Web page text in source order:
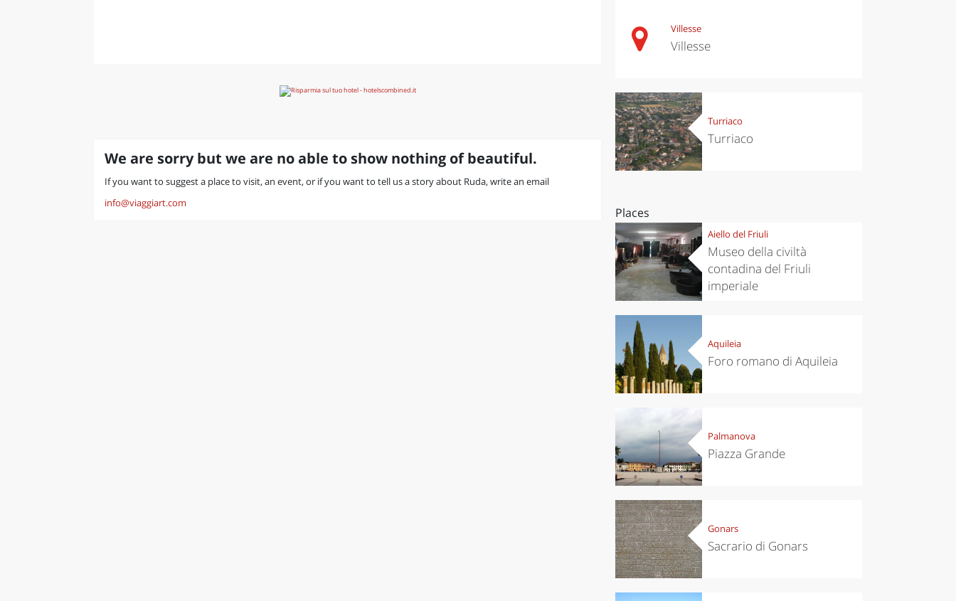
We are sorry but we are no able to show nothing of beautiful.
If you want to suggest a place to visit, an event, or if you want to tell us a story about Ruda, write an email
info@viaggiart.com
Villesse
Villesse
Turriaco
Turriaco
Places
Aiello del Friuli
Museo della civiltà
contadina del Friuli
imperiale
Aquileia
Foro romano di Aquileia
Palmanova
Piazza Grande
Gonars
Sacrario di Gonars